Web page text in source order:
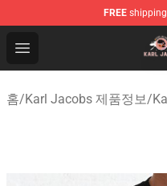
FREE
Open menu
Karl Jacobs Store -
홈/Karl Jacobs 제품정보/